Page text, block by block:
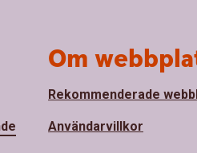
Om
Rekommenderade
Användarvillkor